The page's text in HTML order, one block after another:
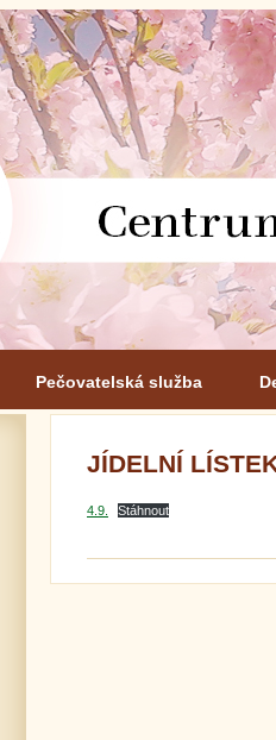
Pečovatelská služba
JÍDELNÍ
4.9. Stáhnout